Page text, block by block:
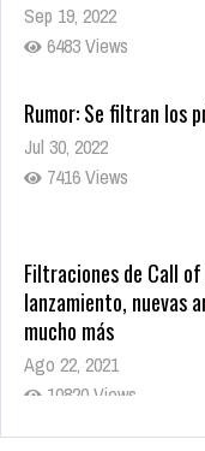
Sep 19, 2022
6483 Views
Rumor: Se filtran los
Jul 30, 2022
7416 Views
Filtraciones de Call of
lanzamiento, nuevas
mucho más
Ago 22, 2021
10820 Views
La configuración de